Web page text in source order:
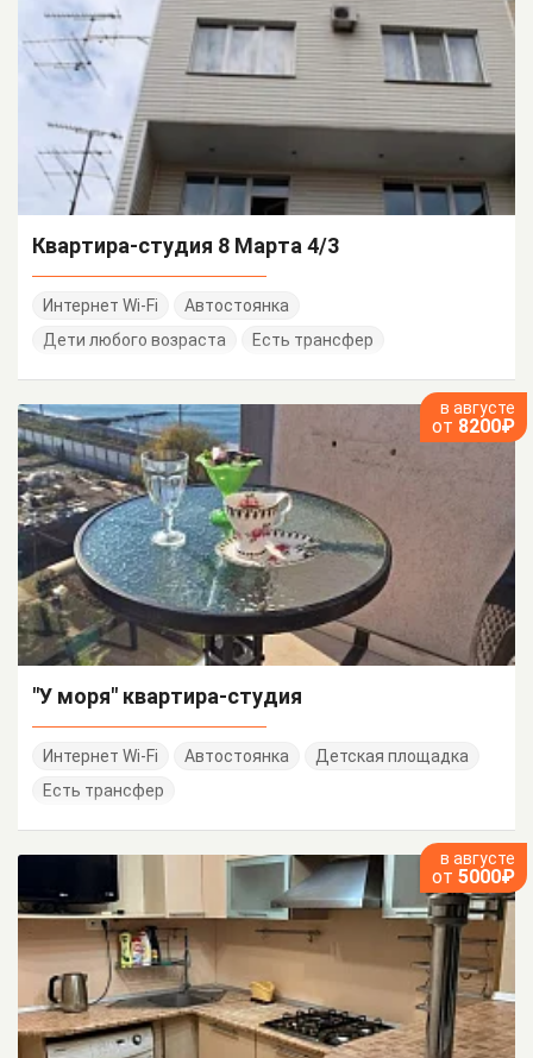
Квартира-студия 8 Марта 4/3
Интернет Wi-Fi
Автостоянка
Дети любого возраста
Есть трансфер
в августе
от 8200₽
"У моря" квартира-студия
Интернет Wi-Fi Автостоянка
Детская площадка
Есть трансфер
в августе
от 5000₽